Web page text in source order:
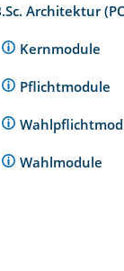
Architektur
Kernmodule
Pflichtmodule
Wahlmodule